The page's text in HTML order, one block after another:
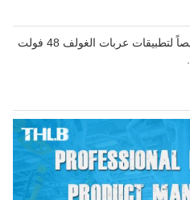
باك بطارية ليفيبو4 تم تحسينها خصيصاً لتطبيقات عربات الغولف 48 فولت